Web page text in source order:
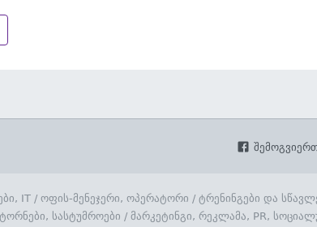
IT / ოფის-მენეჯერი, ოპერატორი / ტრენინგები და
სასტუმროები / მარკეტინგი, რეკლამა, PR,